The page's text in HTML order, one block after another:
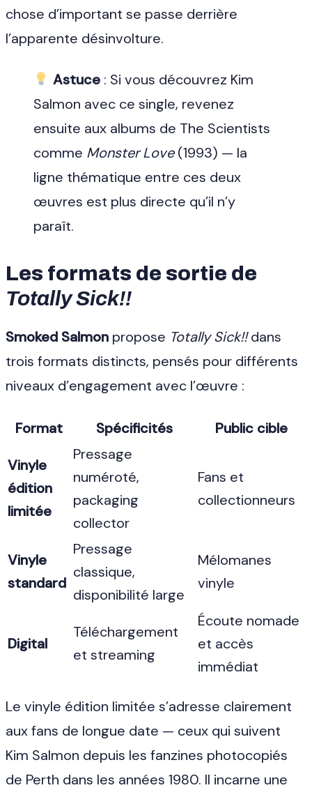
chose d’important se passe derrière
l’apparente désinvolture.
Astuce: Si vous découvrez Kim
Salmon avec ce single, revenez
ensuite aux albums de The Scientists
comme Monster Love(1993) — la
ligne thématique entre ces deux
œuvres est plus directe qu’il n’y
paraît.
Les formats de sortie de
Totally Sick!!
Smoked Salmon propose Totally Sick!!dans
trois formats distincts, pensés pour différents
niveaux d’engagement avec l’œuvre :
Format Spécificités Public cible
Vinyle
édition
limitée
Pressage
numéroté,
packaging
collector
Fans et
collectionneurs
Vinyle
standard
Pressage
classique,
disponibilité large
Mélomanes
vinyle
Digital
Téléchargement
et streaming
Écoute nomade
et accès
immédiat
Le vinyle édition limitée s’adresse clairement
aux fans de longue date — ceux qui suivent
Kim Salmon depuis les fanzines photocopiés
de Perth dans les années 1980. Il incarne une